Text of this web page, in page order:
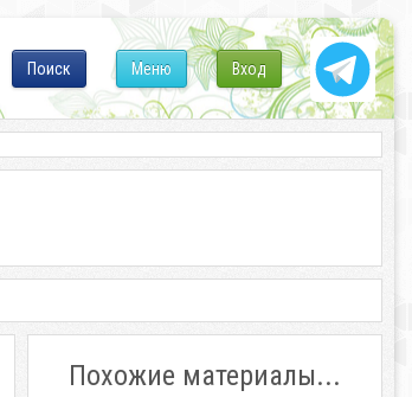
Вход
Меню
Поиск
Похожие материалы...